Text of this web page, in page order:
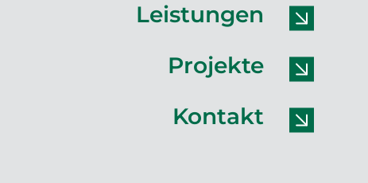
Leistungen
Projekte
Kontakt